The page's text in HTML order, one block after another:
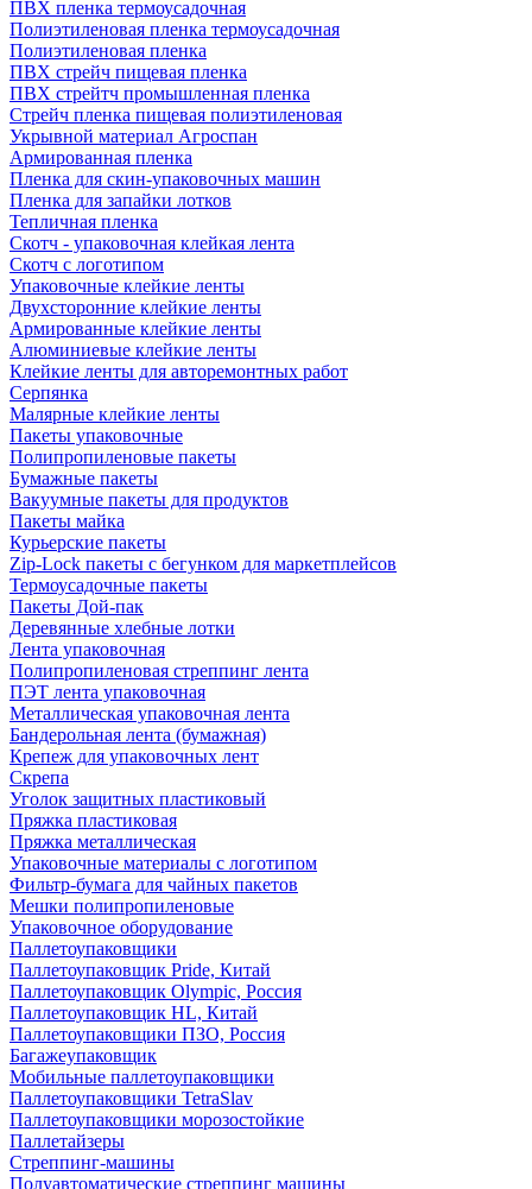
ПВХ пленка термоусадочная
Полиэтиленовая пленка термоусадочная
Полиэтиленовая пленка
ПВХ стрейч пищевая пленка
ПВХ стрейтч промышленная пленка
Стрейч пленка пищевая полиэтиленовая
Укрывной материал Агроспан
Армированная пленка
Пленка для скин-упаковочных машин
Пленка для запайки лотков
Тепличная пленка
Скотч - упаковочная клейкая лента
Скотч с логотипом
Упаковочные клейкие ленты
Двухсторонние клейкие ленты
Армированные клейкие ленты
Алюминиевые клейкие ленты
Клейкие ленты для авторемонтных работ
Серпянка
Малярные клейкие ленты
Пакеты упаковочные
Полипропиленовые пакеты
Бумажные пакеты
Вакуумные пакеты для продуктов
Пакеты майка
Курьерские пакеты
Zip-Lock пакеты с бегунком для маркетплейсов
Термоусадочные пакеты
Пакеты Дой-пак
Деревянные хлебные лотки
Лента упаковочная
Полипропиленовая стреппинг лента
ПЭТ лента упаковочная
Металлическая упаковочная лента
Бандерольная лента (бумажная)
Крепеж для упаковочных лент
Скрепа
Уголок защитных пластиковый
Пряжка пластиковая
Пряжка металлическая
Упаковочные материалы с логотипом
Фильтр-бумага для чайных пакетов
Мешки полипропиленовые
Упаковочное оборудование
Паллетоупаковщики
Паллетоупаковщик Pride, Китай
Паллетоупаковщик Olympic, Россия
Паллетоупаковщик HL, Китай
Паллетоупаковщики ПЗО, Россия
Багажеупаковщик
Мобильные паллетоупаковщики
Паллетоупаковщики TetraSlav
Паллетоупаковщики морозостойкие
Паллетайзеры
Стреппинг-машины
Полуавтоматические стреппинг машины